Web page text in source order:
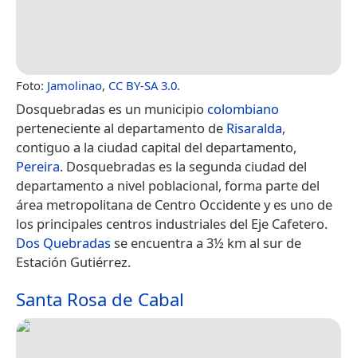
Foto: Jamolinao, CC BY-SA 3.0.
Dosquebradas es un municipio colombiano
perteneciente al departamento de Risaralda,
contiguo a la ciudad capital del departamento,
Pereira. Dosquebradas es la segunda ciudad del
departamento a nivel poblacional, forma parte del
área metropolitana de Centro Occidente y es uno de
los principales centros industriales del Eje Cafetero.
Dos Quebradasse encuentra a 3½ km al sur de
Estación Gutiérrez.
Santa Rosa de Cabal